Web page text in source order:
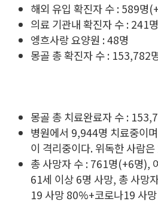
해외 유입 확진자 수 : 589명
의료 기관내 확진자 수 : 241명
엥흐사랑 요양원 : 48명
몽골 총 확진자 수 : 153,782
몽골 총 치료완료자 수 :
병원에서 9,944명 치료중이
이 격리중이다. 위독한 사람
총 사망자 수 : 761명(+6명),
61세 이상 6명 사망, 총 사망
19 사망 80%+코로나19 사